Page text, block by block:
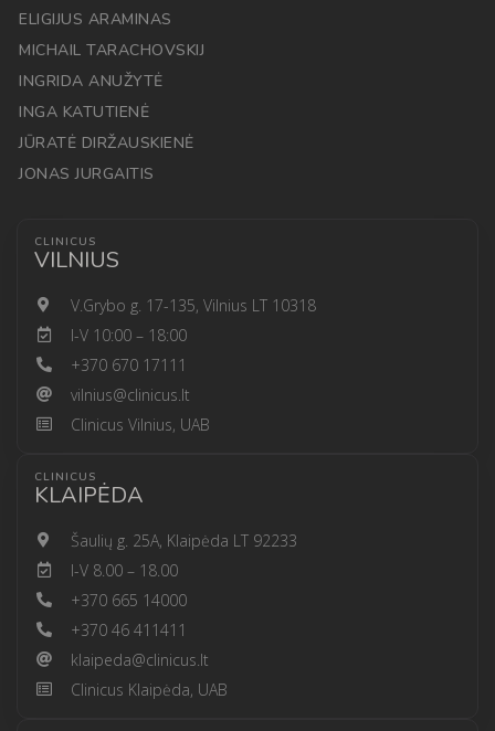
ELIGIJUS ARAMINAS
MICHAIL TARACHOVSKIJ
INGRIDA ANUŽYTĖ
INGA KATUTIENĖ
JŪRATĖ DIRŽAUSKIENĖ
JONAS JURGAITIS
CLINICUS
VILNIUS
V.Grybo g. 17-135, Vilnius LT 10318
I-V 10:00 – 18:00
+370 670 17111
vilnius@clinicus.lt
Clinicus Vilnius, UAB
CLINICUS
KLAIPĖDA
Šaulių g. 25A, Klaipėda LT 92233
I-V 8.00 – 18.00
+370 665 14000
+370 46 411411
klaipeda@clinicus.lt
Clinicus Klaipėda, UAB